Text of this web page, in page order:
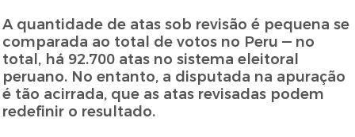
A quantidade de atas sob revisão é pequena se
comparada ao total de votos no Peru — no
total, há 92.700 atas no sistema eleitoral
peruano. No entanto, a disputada na apuração
é tão acirrada, que as atas revisadas podem
redefinir o resultado.